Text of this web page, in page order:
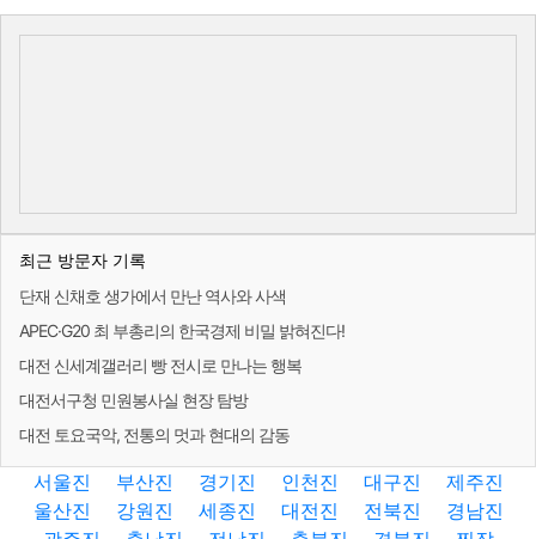
최근 방문자 기록
단재 신채호 생가에서 만난 역사와 사색
APEC·G20 최 부총리의 한국경제 비밀 밝혀진다!
대전 신세계갤러리 빵 전시로 만나는 행복
대전서구청 민원봉사실 현장 탐방
대전 토요국악, 전통의 멋과 현대의 감동
서울진 부산진 경기진 인천진 대구진
제주진
울산진
강원진 세종진 대전진 전북진
경남진